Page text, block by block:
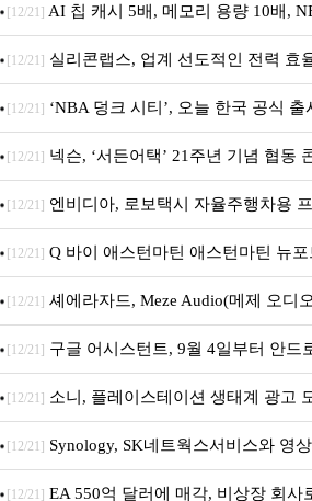
우스 세트 'KM580' 출시
[12/21] AI 칩 캐시 5배, 메모리 용량 10배,
표
[12/21] 실리콘랩스, 업계 선도적인 전력 효
춘 초저전력 블루투스 LE SoC ‘BG2B’ 공
[12/21] ‘NBA 덩크 시티’, 오늘 한국 공식 출
[12/21] 넥슨, ‘서든어택’ 21주년 기념 협동
이트
[12/21] 엔비디아, 로보택시 자율주행차용
‘알파마요 2 슈퍼’ 상업적 이용 가능
[12/21] Q 바이 애스턴마틴 애스턴마틴 뉴포
지 담은 ‘헤리티지 에디션 컬렉션’ 공개
[12/21] 셰에라자드, Meze Audio(메제 오디
[12/21] 구글 어시스턴트, 9월 4일부터 안드
차 서비스 종료
[12/21] 소니, 플레이스테이션 생태계 광고
[12/21] Synology, SK네트웍스서비스와 영
판매 파트너십 체결
[12/21] EA 550억 달러에 매각, 비상장 회사